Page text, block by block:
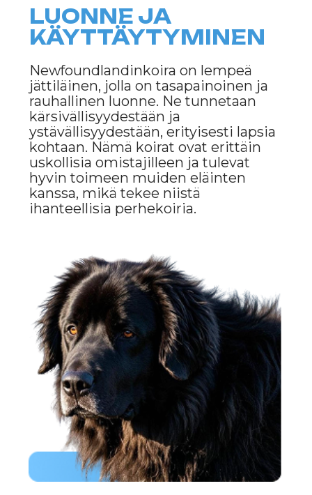
takkuunnu, erityisesti korvien ja
kainaloiden alueelta.
On myös hyvä muistaa, että
newfoundlandinkoirilla on
tarpeen. Kuitenkin liiallista pesua
tulisi välttää, jotta turkin luonnolliset
suojaavat ominaisuudet eivät
vahingoitu.
Newfoundlandinkoirat ovat aktiivisia
koiria, jotka tarvitsevat riittävästi
liikuntaa. Kävelylenkit ja uiminen
ovat parhaita tapoja ylläpitää niiden
fyysistä kuntoa. Nämä koirat
rakastavat vettä, ja monet niistä
nauttivat uimisesta, mikä tekee
niistä ihanteellisia lemmikkejä
vesistön läheisyydessä asuville.
RODUN HYVÄT JA
HUONOT PUOLET